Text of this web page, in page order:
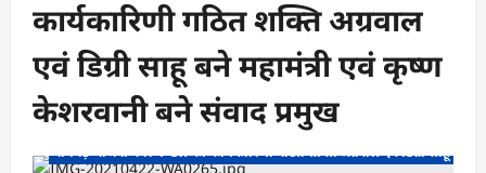
कार्यकारिणी गठित शक्ति अग्रवाल
एवं डिग्री साहू बने महामंत्री एवं कृष्ण
केशरवानी बने संवाद प्रमुख
रायगढ़ भाजपा नगर मण्डल की कार्यकारिणी गठित शक्ति अग्रवाल एवं डिग्री साहू बने